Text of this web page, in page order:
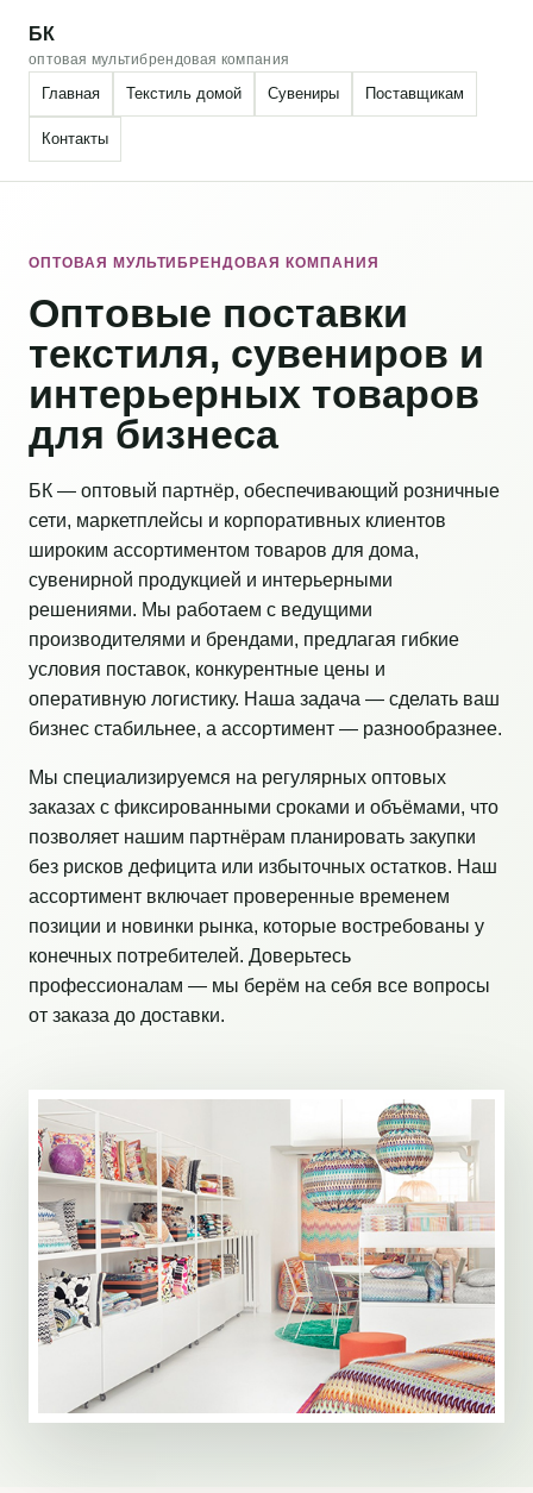
БК
оптовая мультибрендовая компания
Главная Текстиль домой Сувениры Поставщикам
Контакты
ОПТОВАЯ МУЛЬТИБРЕНДОВАЯ КОМПАНИЯ
Оптовые поставки
текстиля, сувениров и
интерьерных товаров
для бизнеса
БК — оптовый партнёр, обеспечивающий розничные
сети, маркетплейсы и корпоративных клиентов
широким ассортиментом товаров для дома,
сувенирной продукцией и интерьерными
решениями. Мы работаем с ведущими
производителями и брендами, предлагая гибкие
условия поставок, конкурентные цены и
оперативную логистику. Наша задача — сделать ваш
бизнес стабильнее, а ассортимент — разнообразнее.
Мы специализируемся на регулярных оптовых
заказах с фиксированными сроками и объёмами, что
позволяет нашим партнёрам планировать закупки
без рисков дефицита или избыточных остатков. Наш
ассортимент включает проверенные временем
позиции и новинки рынка, которые востребованы у
конечных потребителей. Доверьтесь
профессионалам — мы берём на себя все вопросы
от заказа до доставки.